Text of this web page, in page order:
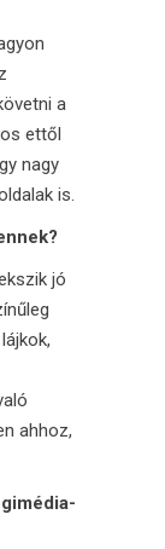
a
ettől
nagy
is.
jó
ahhoz,